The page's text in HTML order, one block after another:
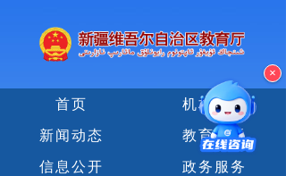
首页 机构设置
新闻动态 教育专题
信息公开 政务服务
×